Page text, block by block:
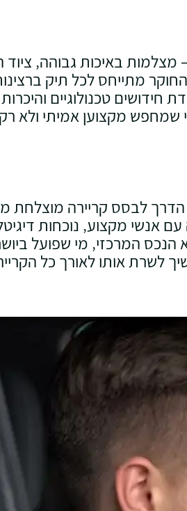
באיכות גבוהה‚ ציוד
מתייחס לכל תיק
טכנולוגיים
מקצוען אמיתי ולא רק
לבסס קריירה מוצלחת
עם אנשי מקצוע‚ נוכחות
הנכס המרכזי‚ מי שפועל
לשרת אותו לאורך כל